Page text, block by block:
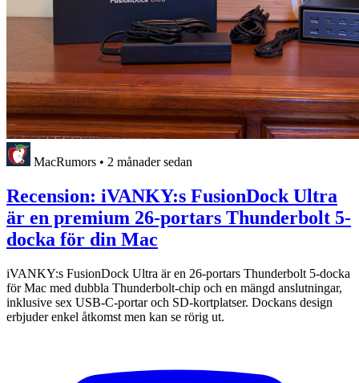
MacRumors • 2 månader sedan
Recension: iVANKY:s FusionDock Ultra
är en premium 26-portars Thunderbolt 5-
docka för din Mac
iVANKY:s FusionDock Ultra är en 26-portars Thunderbolt 5-docka
för Mac med dubbla Thunderbolt-chip och en mängd anslutningar,
inklusive sex USB-C-portar och SD-kortplatser. Dockans design
erbjuder enkel åtkomst men kan se rörig ut.